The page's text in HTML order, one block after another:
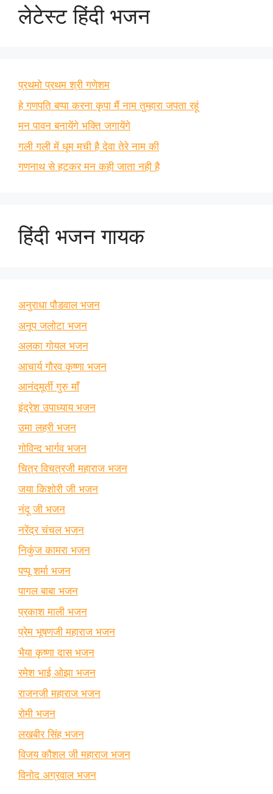
लेटेस्ट हिंदी भजन
प्रथमो प्रथम श्री गणेशम
हे गणपति बप्पा करना कृपा मैं नाम तुम्हारा जपता रहूं
मन पावन बनायेंगे भक्ति जगायेंगे
गली गली में धूम मची है देवा तेरे नाम की
गणनाथ से हटकर मन कही जाता नही है
हिंदी भजन गायक
अनुराधा पौडवाल भजन
अनूप जलोटा भजन
अलका गोयल भजन
आचार्य गौरव कृष्णा भजन
आनंदमूर्ती गुरु माँ
इंद्रेश उपाध्याय भजन
उमा लहरी भजन
गोविन्द भार्गव भजन
चित्र विचत्रजी महाराज भजन
जया किशोरी जी भजन
नंदू जी भजन
नरेंद्र चंचल भजन
निकुंज कामरा भजन
पप्पू शर्मा भजन
पागल बाबा भजन
प्रकाश माली भजन
प्रेम भूषणजी महाराज भजन
भैया कृष्णा दास भजन
रमेश भाई ओझा भजन
राजनजी महाराज भजन
रोमी भजन
लखबीर सिंह भजन
विजय कौशल जी महाराज भजन
विनोद अग्रवाल भजन